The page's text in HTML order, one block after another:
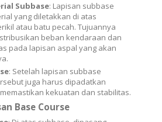
Subbase: Lapisan subbase
yang diletakkan di atas
atau batu pecah. Tujuannya
beban kendaraan dan
pada lapisan aspal yang akan
: Setelah lapisan subbase
juga harus dipadatkan
kekuatan dan stabilitas.
Base Course